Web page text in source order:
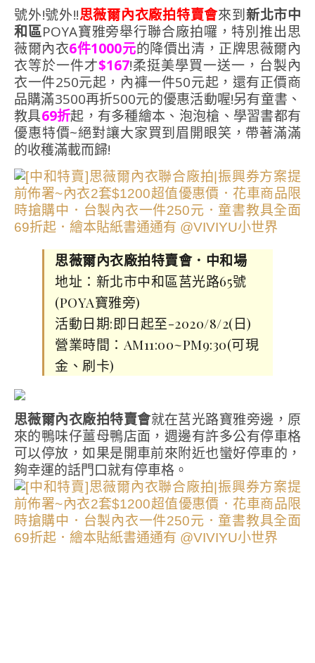
號外!號外!!思薇爾內衣廠拍特賣會來到新北市中
和區POYA寶雅旁舉行聯合廠拍囉，特別推出思
薇爾內衣6件1000元的降價出清，正牌思薇爾內
衣等於一件才$167!柔挺美學買一送一，台製內
衣一件250元起，內褲一件50元起，還有正價商
品購滿3500再折500元的優惠活動喔!另有童書、
教具69折起，有多種繪本、泡泡槍、學習書都有
優惠特價~絕對讓大家買到眉開眼笑，帶著滿滿
的收穫滿載而歸!
思薇爾內衣廠拍特賣會．中和場
地址：新北市中和區莒光路65號
(POYA寶雅旁)
活動日期:即日起至-2020/8/2(日)
營業時間：AM11:00~PM9:30(可現
金、刷卡)
思薇爾內衣廠拍特賣會就在莒光路寶雅旁邊，原
來的鴨味仔薑母鴨店面，週邊有許多公有停車格
可以停放，如果是開車前來附近也蠻好停車的，
夠幸運的話門口就有停車格。